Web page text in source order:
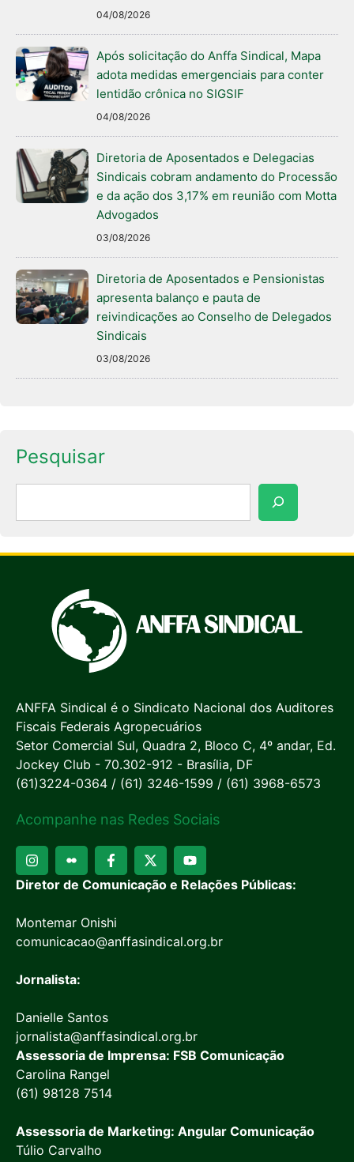
04/08/2026
Após solicitação do Anffa Sindical, Mapa
adota medidas emergenciais para conter
lentidão crônica no SIGSIF
04/08/2026
Diretoria de Aposentados e Delegacias
Sindicais cobram andamento do Processão
e da ação dos 3,17% em reunião com Motta
Advogados
03/08/2026
Diretoria de Aposentados e Pensionistas
apresenta balanço e pauta de
reivindicações ao Conselho de Delegados
Sindicais
03/08/2026
Pesquisar
ANFFA Sindical é o Sindicato Nacional dos Auditores
Fiscais Federais Agropecuários
Setor Comercial Sul, Quadra 2, Bloco C, 4º andar, Ed.
Jockey Club - 70.302-912 - Brasília, DF
(61)3224-0364 / (61) 3246-1599 / (61) 3968-6573
Acompanhe nas Redes Sociais
Diretor de Comunicação e Relações Públicas:
Montemar Onishi
comunicacao@anffasindical.org.br
Jornalista:
Danielle Santos
jornalista@anffasindical.org.br
Assessoria de Imprensa: FSB Comunicação
Carolina Rangel
(61) 98128 7514
Assessoria de Marketing: Angular Comunicação
Túlio Carvalho